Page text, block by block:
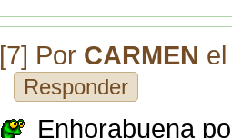
[7] Por CARMEN
Responder
Enhorabuena